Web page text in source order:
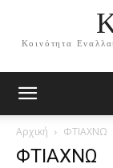
Κοινότητα
Αρχική ΦΤΙΑΧΝΩ
ΦΤΙΑΧΝΩ